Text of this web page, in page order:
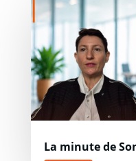
La minute de